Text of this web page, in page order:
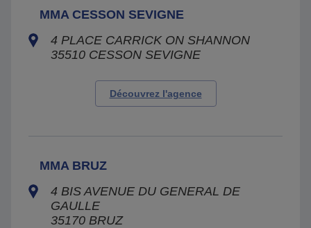
MMA CESSON SEVIGNE
4 PLACE CARRICK ON SHANNON
35510 CESSON SEVIGNE
Découvrez l'agence
MMA BRUZ
4 BIS AVENUE DU GENERAL DE
GAULLE
35170 BRUZ